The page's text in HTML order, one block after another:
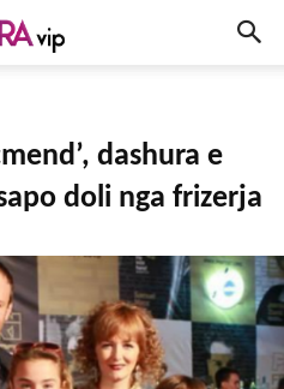
dashura e
doli nga frizerja